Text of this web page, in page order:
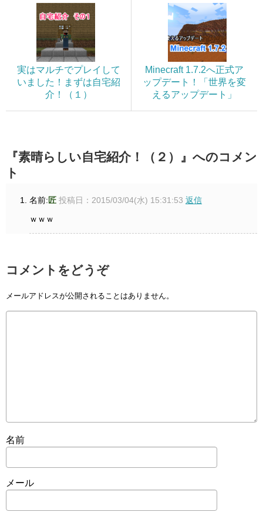
実はマルチでプレイして
いました！まずは自宅紹
介！（１）
Minecraft 1.7.2へ正式ア
ップデート！「世界を変
えるアップデート」
『素晴らしい自宅紹介！（２）』へのコメン
ト
名前:匠 投稿日：2015/03/04(水) 15:31:53 返信
ｗｗｗ
コメントをどうぞ
メールアドレスが公開されることはありません。
名前
メール